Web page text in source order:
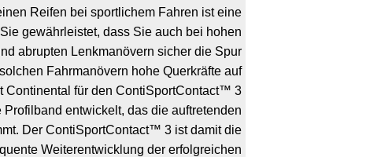
Datenschutz
Impressum
Reifen bei sportlichem Fahren ist eine
gewährleistet, dass Sie auch bei hohen
abrupten Lenkmanövern sicher die Spur
Fahrmanövern hohe Querkräfte auf
Continental für den ContiSportContact™ 3
Profilband entwickelt, das die auftretenden
Der ContiSportContact™ 3 ist damit die
Weiterentwicklung der erfolgreichen